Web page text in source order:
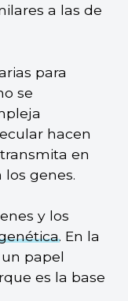
a las de
para
se
hacen
en
genes.
y los
. En la
papel
es la base